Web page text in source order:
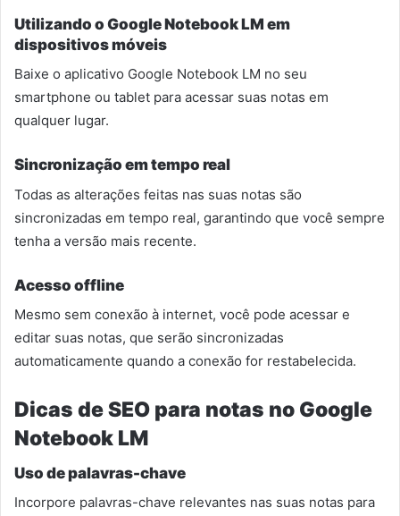
Utilizando o Google Notebook LM em
dispositivos móveis
Baixe o aplicativo Google Notebook LM no seu
smartphone ou tablet para acessar suas notas em
qualquer lugar.
Sincronização em tempo real
Todas as alterações feitas nas suas notas são
sincronizadas em tempo real, garantindo que você sempre
tenha a versão mais recente.
Acesso offline
Mesmo sem conexão à internet, você pode acessar e
editar suas notas, que serão sincronizadas
automaticamente quando a conexão for restabelecida.
Dicas de SEO para notas no Google
Notebook LM
Uso de palavras-chave
Incorpore palavras-chave relevantes nas suas notas para